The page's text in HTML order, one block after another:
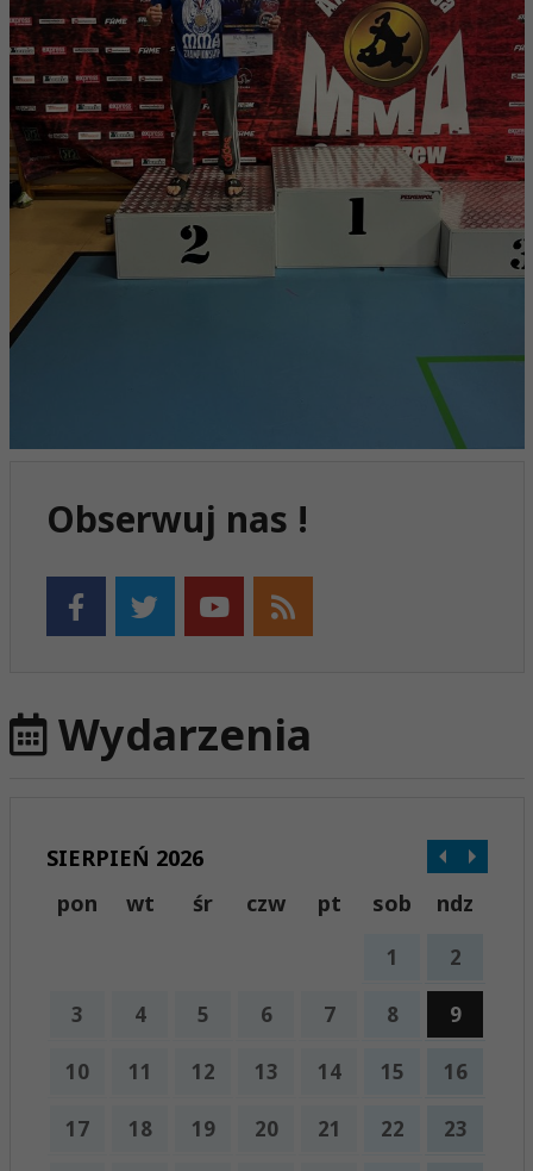
Obserwuj nas !
Wydarzenia
SIERPIEŃ 2026
pon
wt śr czw pt sob ndz
1 2
3 4 5 6 7 8 9
10 11 12 13 14 15 16
17 18 19 20 21 22 23